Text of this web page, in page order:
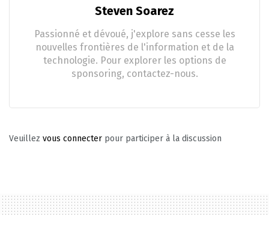
Steven Soarez
Passionné et dévoué, j'explore sans cesse les
nouvelles frontières de l'information et de la
technologie. Pour explorer les options de
sponsoring, contactez-nous.
Veuillez vous connecter pour participer à la discussion